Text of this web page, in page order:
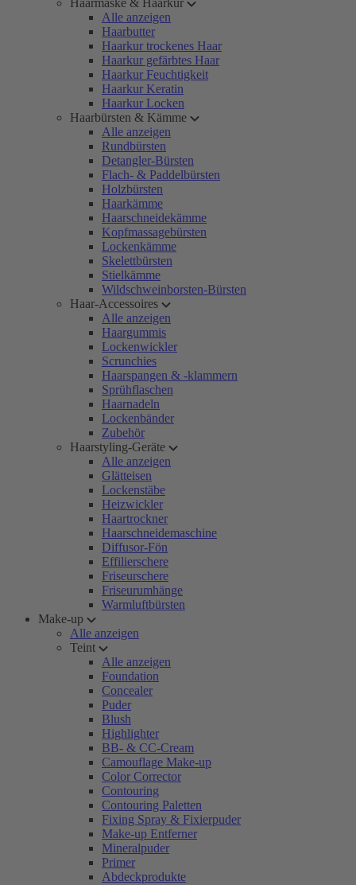
Haarmaske & Haarkur
Alle anzeigen
Haarbutter
Haarkur trockenes Haar
Haarkur gefärbtes Haar
Haarkur Feuchtigkeit
Haarkur Keratin
Haarkur Locken
Haarbürsten & Kämme
Alle anzeigen
Rundbürsten
Detangler-Bürsten
Flach- & Paddelbürsten
Holzbürsten
Haarkämme
Haarschneidekämme
Kopfmassagebürsten
Lockenkämme
Skelettbürsten
Stielkämme
Wildschweinborsten-Bürsten
Haar-Accessoires
Alle anzeigen
Haargummis
Lockenwickler
Scrunchies
Haarspangen & -klammern
Sprühflaschen
Haarnadeln
Lockenbänder
Zubehör
Haarstyling-Geräte
Alle anzeigen
Glätteisen
Lockenstäbe
Heizwickler
Haartrockner
Haarschneidemaschine
Diffusor-Fön
Effilierschere
Friseurschere
Friseurumhänge
Warmluftbürsten
Make-up
Alle anzeigen
Teint
Alle anzeigen
Foundation
Concealer
Puder
Blush
Highlighter
BB- & CC-Cream
Camouflage Make-up
Color Corrector
Contouring
Contouring Paletten
Fixing Spray & Fixierpuder
Make-up Entferner
Mineralpuder
Primer
Abdeckprodukte